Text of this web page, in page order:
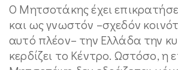
Ο Μητσοτάκης έχει
και ως γνωστόν –σχεδόν
αυτό πλέον– την Ελλάδα την
κερδίζει το Κέντρο. Ωστόσο, η